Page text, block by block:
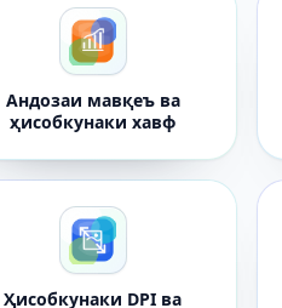
Андозаи мавқеъ ва
ҳисобкунаки хавф
Ҳисобкунаки DPI ва